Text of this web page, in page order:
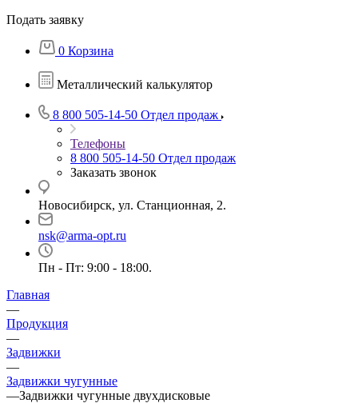
Подать заявку
0 Корзина
Металлический калькулятор
8 800 505-14-50 Отдел продаж
Телефоны
8 800 505-14-50 Отдел продаж
Заказать звонок
Новосибирск, ул. Станционная, 2.
nsk@arma-opt.ru
Пн - Пт: 9:00 - 18:00.
Главная
—
Продукция
—
Задвижки
—
Задвижки чугунные
—Задвижки чугунные двухдисковые